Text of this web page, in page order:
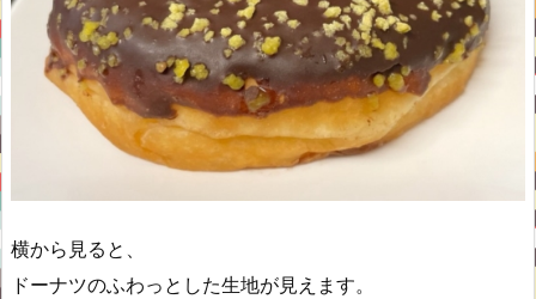
横から見ると、
ドーナツのふわっとした生地が見えます。